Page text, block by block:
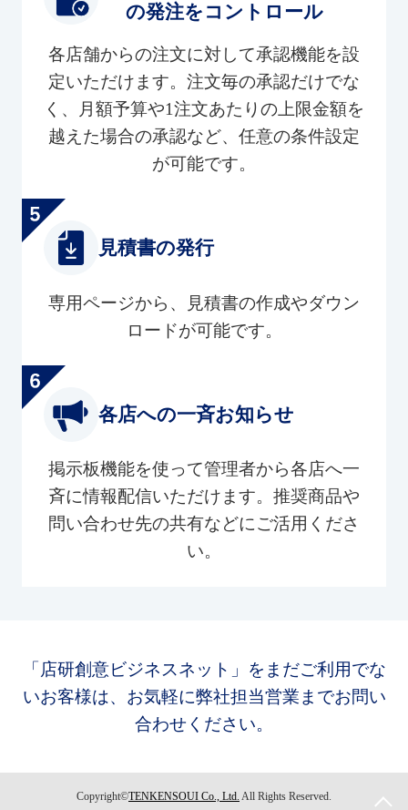
の発注をコントロール
各店舗からの注文に対して承認機能を設
定いただけます。注文毎の承認だけでな
く、月額予算や1注文あたりの上限金額を
越えた場合の承認など、任意の条件設定
が可能です。
見積書の発行
専用ページから、見積書の作成やダウン
ロードが可能です。
各店への一斉お知らせ
掲示板機能を使って管理者から各店へ一
斉に情報配信いただけます。推奨商品や
問い合わせ先の共有などにご活用くださ
い。
「店研創意ビジネスネット」をまだご利用でな
いお客様は、お気軽に弊社担当営業までお問い
合わせください。
Copyright©TENKENSOUI Co., Ltd. All Rights Reserved.